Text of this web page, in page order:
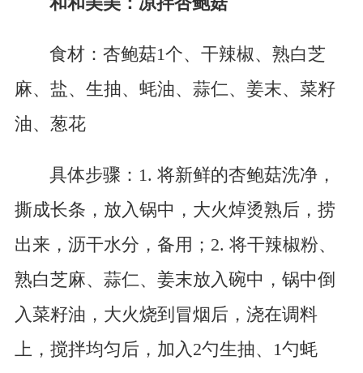
食材：杏鲍菇1个、干辣椒、熟白芝
麻、盐、生抽、蚝油、蒜仁、姜末、菜籽
油、葱花
具体步骤：1. 将新鲜的杏鲍菇洗净，
撕成长条，放入锅中，大火焯烫熟后，捞
出来，沥干水分，备用；2. 将干辣椒粉、
熟白芝麻、蒜仁、姜末放入碗中，锅中倒
入菜籽油，大火烧到冒烟后，浇在调料
上，搅拌均匀后，加入2勺生抽、1勺蚝